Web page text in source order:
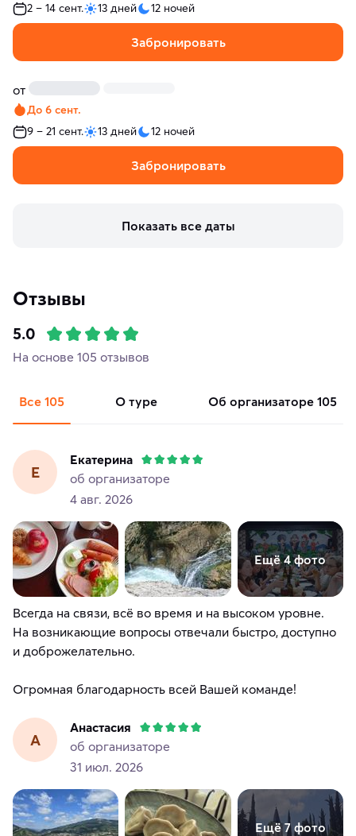
2 – 14 сент.
13 дней 12 ночей
Забронировать
от
До 6 сент.
9 – 21 сент.
13 дней 12 ночей
Забронировать
Показать все даты
Отзывы
5.0
На основе 105 отзывов
Все 105 о туре об организаторе 105
Е
Екатерина
об организаторе
4 авг. 2026
Ещё 4 фото
Всегда на связи, всё во время и на высоком уровне.
На возникающие вопросы отвечали быстро, доступно
и доброжелательно.
Огромная благодарность всей Вашей команде!
А
Анастасия
об организаторе
31 июл. 2026
Ещё 7 фото